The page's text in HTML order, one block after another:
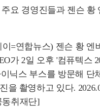
요 경영진들과 젠슨 황
=연합뉴스) 젠슨 황 엔
가 2일 오후 '컴퓨텍스
닉스 부스를 방문해 단
을 촬영하고 있다.
동취재단]